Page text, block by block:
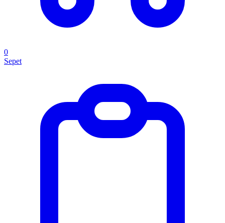
0
Sepet